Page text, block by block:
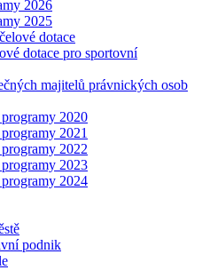
2026
2025
dotace
dotace pro sportovní
majitelů právnických osob
2020
2021
2022
2023
2024
podnik